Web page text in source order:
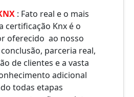
: Fato real e o mais
certificação Knx é o
oferecido ao nosso
parceria real,
de clientes e a vasta
adicional
todas etapas